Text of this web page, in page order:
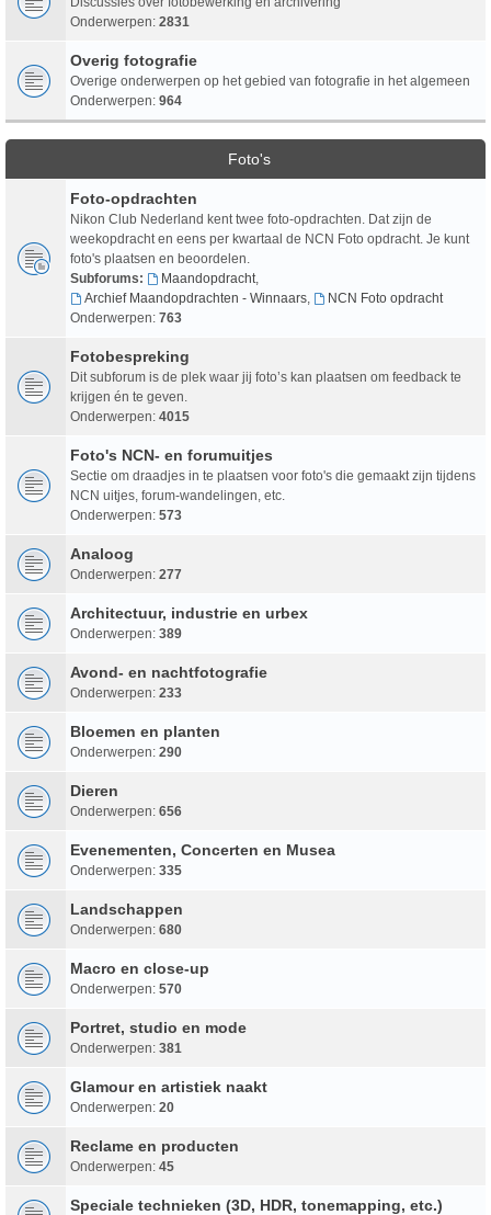
Onderwerpen: 2831
Overig fotografie
Overige onderwerpen op het gebied van fotografie in het algemeen
Onderwerpen: 964
Foto's
Foto-opdrachten
Nikon Club Nederland kent twee foto-opdrachten. Dat zijn de
weekopdracht en eens per kwartaal de NCN Foto opdracht. Je kunt
foto's plaatsen en beoordelen.
Subforums:
Maandopdracht,
Archief Maandopdrachten - Winnaars,
NCN Foto opdracht
Onderwerpen: 763
Fotobespreking
Dit subforum is de plek waar jij foto’s kan plaatsen om feedback te
krijgen én te geven.
Onderwerpen: 4015
Foto's NCN- en forumuitjes
Sectie om draadjes in te plaatsen voor foto's die gemaakt zijn tijdens
NCN uitjes, forum-wandelingen, etc.
Onderwerpen: 573
Analoog
Onderwerpen: 277
Architectuur, industrie en urbex
Onderwerpen: 389
Avond- en nachtfotografie
Onderwerpen: 233
Bloemen en planten
Onderwerpen: 290
Dieren
Onderwerpen: 656
Evenementen, Concerten en Musea
Onderwerpen: 335
Landschappen
Onderwerpen: 680
Macro en close-up
Onderwerpen: 570
Portret, studio en mode
Onderwerpen: 381
Glamour en artistiek naakt
Onderwerpen: 20
Reclame en producten
Onderwerpen: 45
Speciale technieken (3D, HDR, tonemapping, etc.)